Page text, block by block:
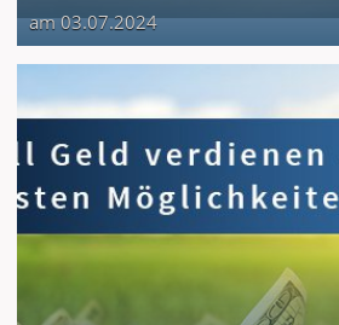
am 03.07.2024